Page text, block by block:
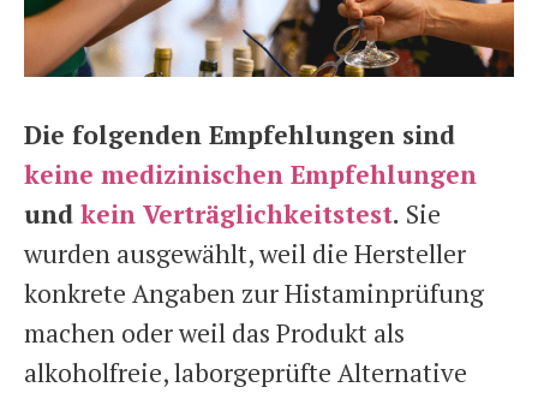
Die folgenden Empfehlungen sind
keine medizinischen Empfehlungen
und kein Verträglichkeitstest. Sie
wurden ausgewählt, weil die Hersteller
konkrete Angaben zur Histaminprüfung
machen oder weil das Produkt als
alkoholfreie, laborgeprüfte Alternative